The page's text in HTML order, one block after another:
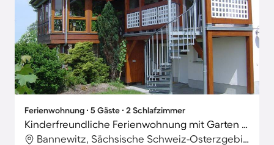
Ferienwohnung ∙ 5 Gäste ∙ 2 Schlafzimmer
Kinderfreundliche Ferienwohnung mit Garten und Terrasse | Gartenblick | Haustierfreundlich
Bannewitz, Sächsische Schweiz-Osterzgebirge, Deutschland